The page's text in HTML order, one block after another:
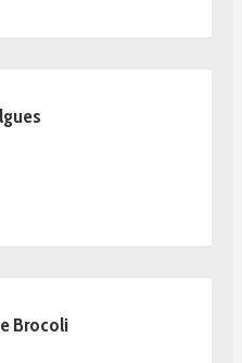
Brocoli